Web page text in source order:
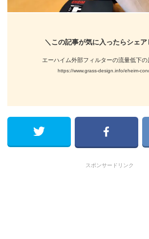
＼この記事が気に入ったらシェア
エーハイム外部フィルターの流量低下の
https://www.grass-design.info/eheim-
スポンサードリンク